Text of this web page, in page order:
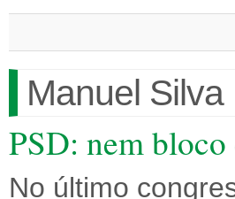
Manuel Silva
PSD: nem
No último